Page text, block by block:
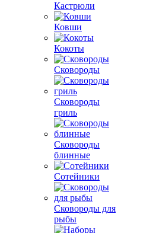
Кастрюли
Ковши
Кокоты
Сковороды
Сковороды
гриль
Сковороды
блинные
Сотейники
Сковороды для
рыбы